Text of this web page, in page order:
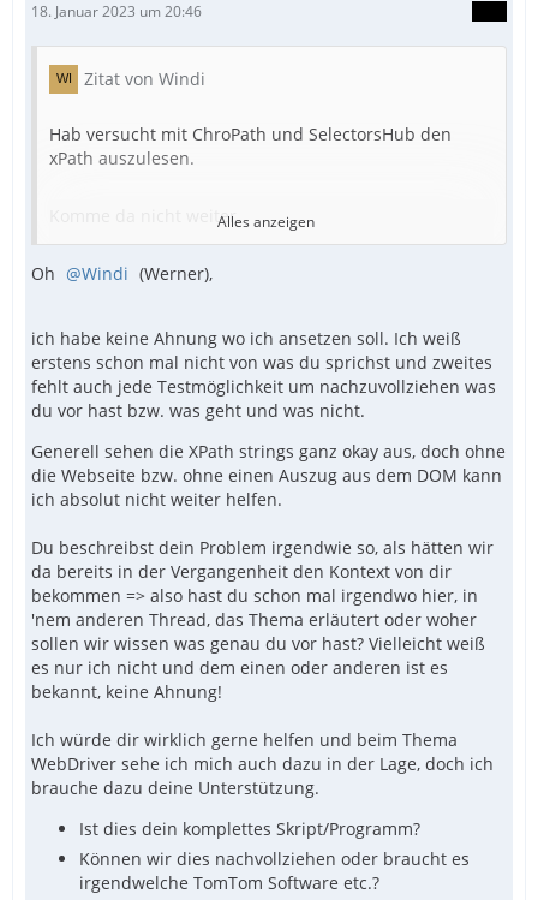
18. Januar 2023 um 20:46
Zitat von Windi
Hab versucht mit ChroPath und SelectorsHub den
xPath auszulesen.
Komme da nicht weiter.
Mal läuft das Script durch, meistens bleibt es
- vielleicht sind die xPath falsch oder es liegt an den
iframes oder svg.
- gibt es eine möglichkeit das besser abzusichern -
gebaut.
- kann man den Zugriff schneller machen - oder läßt
Mydrive nicht mehr zu.
Alles anzeigen
Oh Windi (Werner),
ich habe keine Ahnung wo ich ansetzen soll. Ich weiß
erstens schon mal nicht von was du sprichst und zweites
fehlt auch jede Testmöglichkeit um nachzuvollziehen was
du vor hast bzw. was geht und was nicht.
Generell sehen die XPath strings ganz okay aus, doch ohne
die Webseite bzw. ohne einen Auszug aus dem DOM kann
ich absolut nicht weiter helfen.
Du beschreibst dein Problem irgendwie so, als hätten wir
da bereits in der Vergangenheit den Kontext von dir
bekommen => also hast du schon mal irgendwo hier, in
'nem anderen Thread, das Thema erläutert oder woher
sollen wir wissen was genau du vor hast? Vielleicht weiß
es nur ich nicht und dem einen oder anderen ist es
bekannt, keine Ahnung!
Ich würde dir wirklich gerne helfen und beim Thema
WebDriver sehe ich mich auch dazu in der Lage, doch ich
brauche dazu deine Unterstützung.
Ist dies dein komplettes Skript/Programm?
Können wir dies nachvollziehen oder braucht es
irgendwelche TomTom Software etc.?